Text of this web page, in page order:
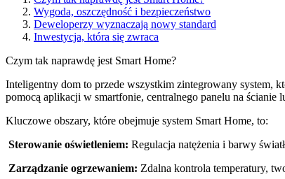
Wygoda, oszczędność i bezpieczeństwo
Deweloperzy wyznaczają nowy standard
Inwestycja, która się zwraca
Czym tak naprawdę jest Smart Home?
Inteligentny dom to przede wszystkim zintegrowany system,
pomocą aplikacji w smartfonie, centralnego panelu na ścianie
Kluczowe obszary, które obejmuje system Smart Home, to:
Sterowanie oświetleniem: Regulacja natężenia i barwy
Zarządzanie ogrzewaniem: Zdalna kontrola temperatury,